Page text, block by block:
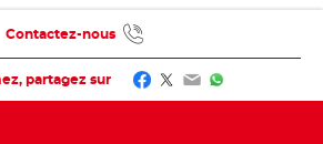
partagez sur Facebook
Twitter
EmailWhatsApp
Contactez-nous